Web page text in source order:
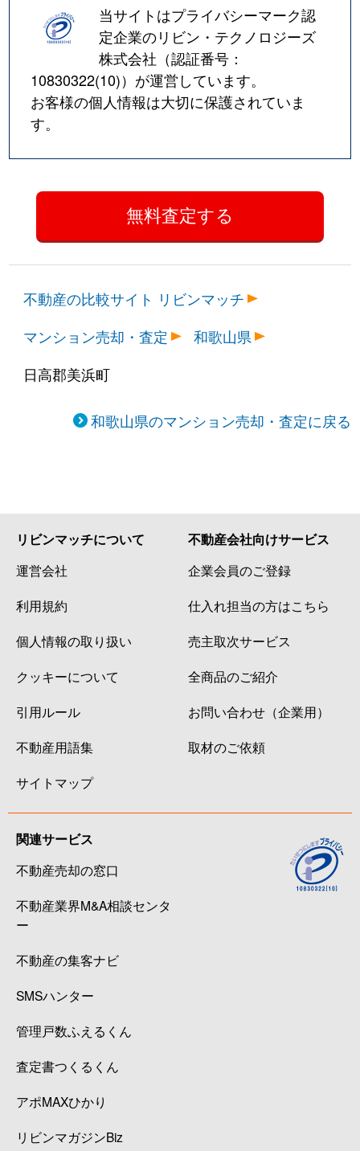
当サイトはプライバシーマーク認
定企業のリビン・テクノロジーズ
株式会社（認証番号：
10830322(10)）が運営しています。
お客様の個人情報は大切に保護されていま
す。
不動産の比較サイト リビンマッチ
マンション売却・査定
和歌山県
日高郡美浜町
和歌山県のマンション売却・査定に戻る
リビンマッチについて
運営会社
利用規約
個人情報の取り扱い
クッキーについて
引用ルール
不動産用語集
サイトマップ
不動産会社向けサービス
企業会員のご登録
仕入れ担当の方はこちら
売主取次サービス
全商品のご紹介
お問い合わせ（企業用）
取材のご依頼
関連サービス
不動産売却の窓口
不動産業界M&A相談センタ
ー
不動産の集客ナビ
SMSハンター
管理戸数ふえるくん
査定書つくるくん
アポMAXひかり
リビンマガジンBiz